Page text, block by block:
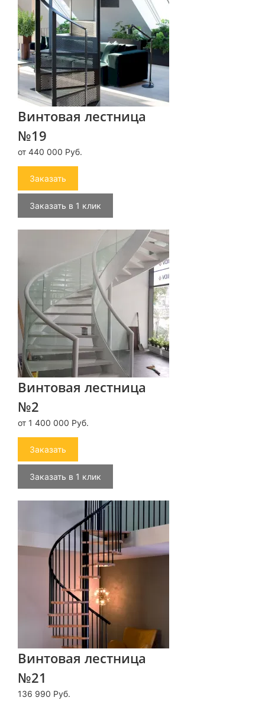
Винтовая лестница
№19
от 440 000 Руб.
Заказать
Заказать в 1 клик
Винтовая лестница
№2
от 1 400 000 Руб.
Заказать
Заказать в 1 клик
Винтовая лестница
№21
136 990 Руб.